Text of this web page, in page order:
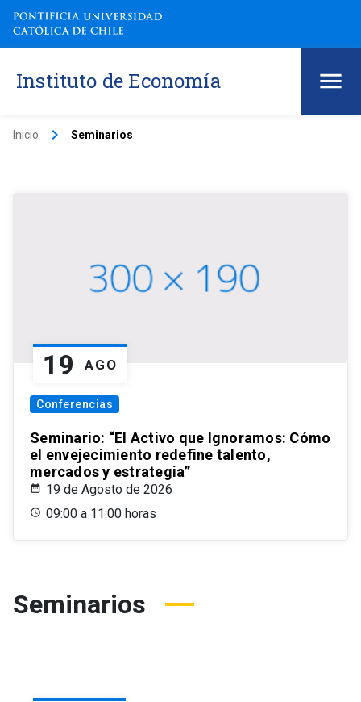
Instituto de Economía
Inicio keyboard_arrow_right Seminarios
19 AGO
Conferencias
Seminario: “El Activo que Ignoramos: Cómo
el envejecimiento redefine talento,
mercados y estrategia”
19 de Agosto de 2026
09:00 a 11:00 horas
Seminarios